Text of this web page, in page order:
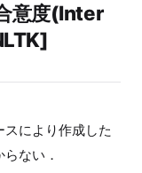
意度(Inter
により作成した
ない．